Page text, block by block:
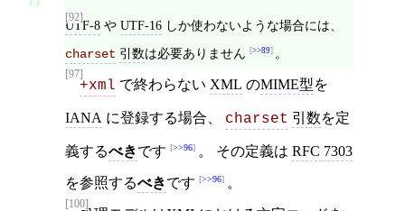
[92]
UTF-8 や UTF-16 しか使わないような場合には、
charset 引数は必要ありません >>89 。
[97]
+xml で終わらない XML のMIME型を
IANA に登録する場合、 charset 引数を定
義するべきです >>96 。 その定義は RFC 7303
を参照するべきです >>96 。
[100]